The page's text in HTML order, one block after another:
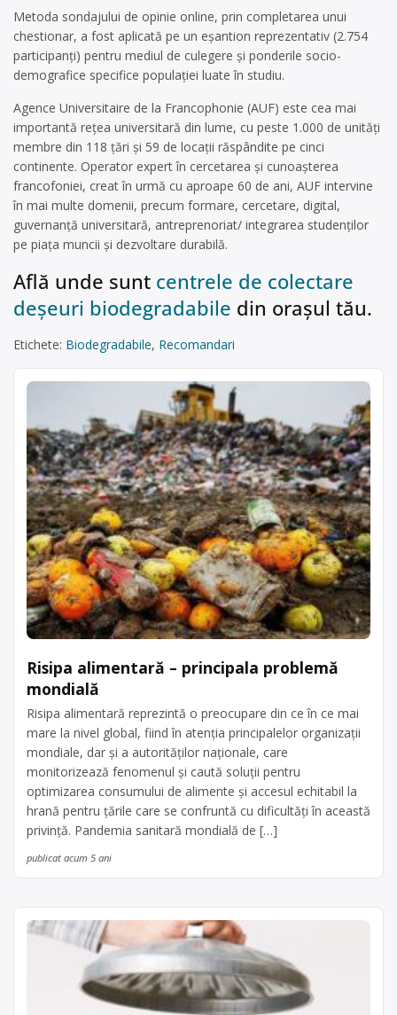
Metoda sondajului de opinie online, prin completarea unui
chestionar, a fost aplicată pe un eşantion reprezentativ (2.754
participanţi) pentru mediul de culegere şi ponderile socio-
demografice specifice populaţiei luate în studiu.
Agence Universitaire de la Francophonie (AUF) este cea mai
importantă reţea universitară din lume, cu peste 1.000 de unităţi
membre din 118 ţări şi 59 de locaţii răspândite pe cinci
continente. Operator expert în cercetarea şi cunoaşterea
francofoniei, creat în urmă cu aproape 60 de ani, AUF intervine
în mai multe domenii, precum formare, cercetare, digital,
guvernanţă universitară, antreprenoriat/ integrarea studenţilor
pe piaţa muncii şi dezvoltare durabilă.
Află unde sunt centrele de colectare
deșeuri biodegradabile din orașul tău.
Etichete: Biodegradabile, Recomandari
Risipa alimentară – principala problemă
mondială
Risipa alimentară reprezintă o preocupare din ce în ce mai
mare la nivel global, fiind în atenția principalelor organizații
mondiale, dar și a autorităților naționale, care
monitorizează fenomenul și caută soluții pentru
optimizarea consumului de alimente și accesul echitabil la
hrană pentru țările care se confruntă cu dificultăți în această
privință. Pandemia sanitară mondială de […]
publicat acum 5 ani